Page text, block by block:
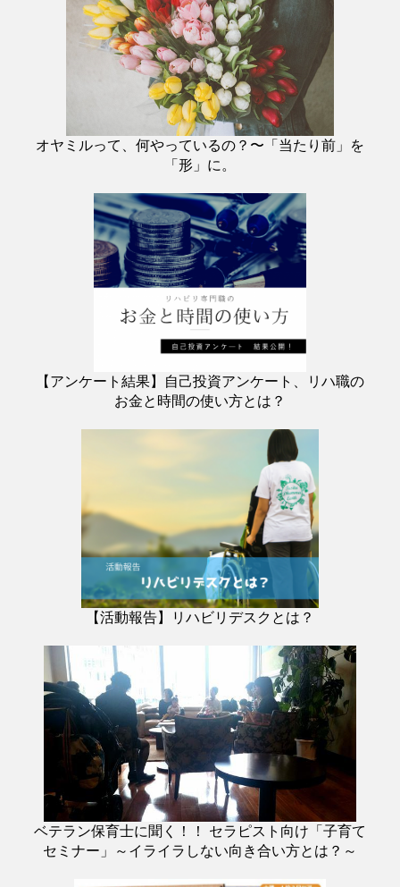
オヤミルって、何やっているの？〜「当たり前」を
「形」に。
【アンケート結果】自己投資アンケート、リハ職の
お金と時間の使い方とは？
【活動報告】リハビリデスクとは？
ベテラン保育士に聞く！！ セラピスト向け「子育て
セミナー」～イライラしない向き合い方とは？～